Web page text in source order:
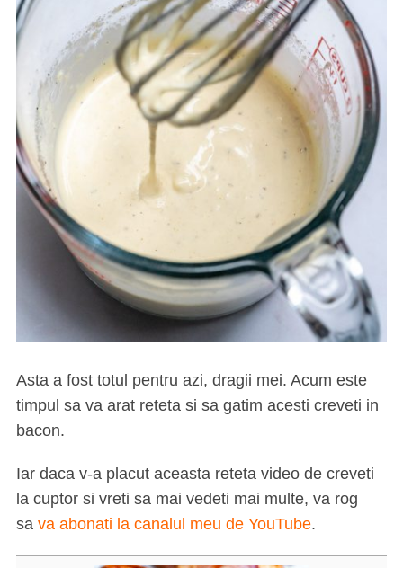
Asta a fost totul pentru azi, dragii mei. Acum este
timpul sa va arat reteta si sa gatim acesti creveti in
bacon.
Iar daca v-a placut aceasta reteta video de creveti
la cuptor si vreti sa mai vedeti mai multe, va rog
sa va abonati la canalul meu de YouTube.